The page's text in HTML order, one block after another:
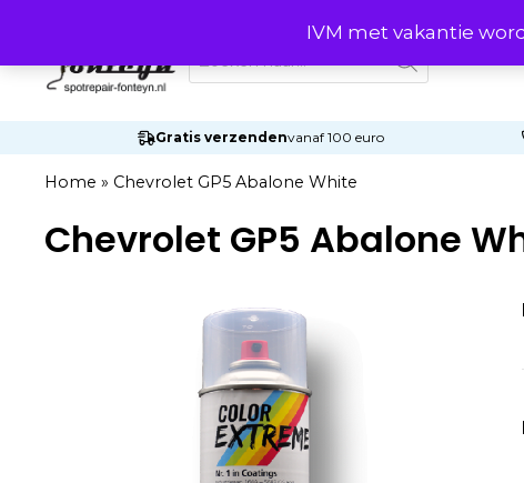
IVM met vakantie
de
inhoud
zoeken
Gratis verzendenvanaf 100 euro
Home » Chevrolet GP5 Abalone White
Chevrolet GP5 Abalone